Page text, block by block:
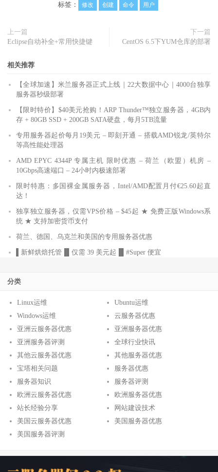
标签： 修改 创建 命令 用户
上一篇
Eclipse自动补全+常用快捷键
下一篇
CentOS 6.5下YUM仓库的部署
相关推荐
【全球加速】米兰服务器正式上线｜22大数据中心｜4000台独享
服务器秒级部署
【限时特价】$40美元抢购！ARP Thunder™独立服务器，4GB内
存 + 80GB SSD + 200GB SATA硬盘，每月5TB流量
专用服务器起价每月19美元 – 即刻开通 – 搭载AMD锐龙/英特尔
等高性能处理器
AMD EPYC 4344P 专属主机 限时优惠 – 荷兰（欧盟）机房 –
10Gbps高速端口 – 24小时内极速部署
限时特惠：多国裸金属服务器，Intel/AMD配置月付€25.60起直
达！
独享独立服务器，仅需VPS价格 – $45起 ★ 免费正版Windows系
统 ★ 支持加密货币支付
荷兰、德国、乌克兰和美国的专用服务器优惠
▌新鲜烘焙托管▐▌仅需 39 美元起▐▌#Super 便宜
分类
Linux运维
Ubuntu运维
Windows运维
云服务器优惠
亚洲云服务器优惠
亚洲服务器优惠
亚洲服务器评测
全球行业快讯
其他云服务器优惠
其他服务器优惠
宝塔相关问题
服务器优惠
服务器知识
服务器评测
欧洲云服务器优惠
欧洲服务器优惠
站长经验分享
网站建设技术
美国云服务器优惠
美国服务器优惠
美国服务器评测